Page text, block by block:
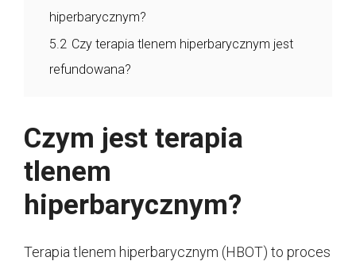
hiperbarycznym?
5.2 Czy terapia tlenem hiperbarycznym jest
refundowana?
Czym jest terapia
tlenem
hiperbarycznym?
Terapia tlenem hiperbarycznym (HBOT) to proces